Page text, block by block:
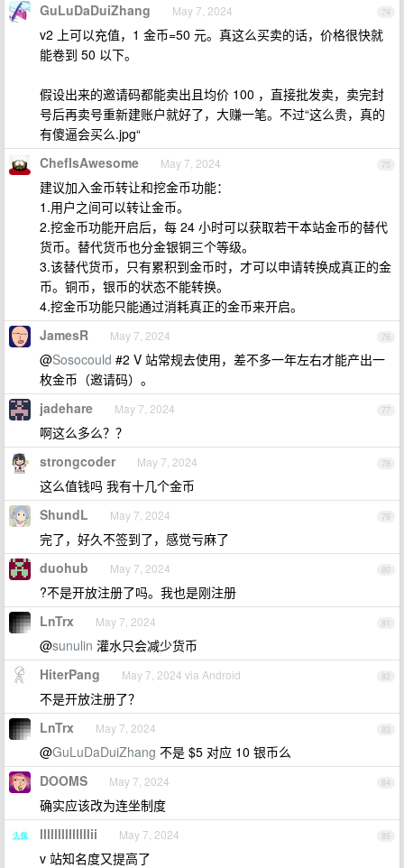
74
GuLuDaDuiZhang May 7, 2024
v2 上可以充值，1 金币=50 元。真这么买卖的话，价格很快就
能卷到 50 以下。
假设出来的邀请码都能卖出且均价 100 ，直接批发卖，卖完封
号后再卖号重新建账户就好了，大赚一笔。不过“这么贵，真的
有傻逼会买么.jpg“
75
ChefIsAwesome May 7, 2024
建议加入金币转让和挖金币功能：
1.用户之间可以转让金币。
2.挖金币功能开启后，每 24 小时可以获取若干本站金币的替代
货币。替代货币也分金银铜三个等级。
3.该替代货币，只有累积到金币时，才可以申请转换成真正的金
币。铜币，银币的状态不能转换。
4.挖金币功能只能通过消耗真正的金币来开启。
76
JamesR May 7, 2024
@Sosocould #2 V 站常规去使用，差不多一年左右才能产出一
枚金币（邀请码）。
77
jadehare May 7, 2024
啊这么多么？？
78
strongcoder May 7, 2024
这么值钱吗 我有十几个金币
79
ShundL May 7, 2024
完了，好久不签到了，感觉亏麻了
80
duohub May 7, 2024
?不是开放注册了吗。我也是刚注册
81
LnTrx May 7, 2024
@sunulin 灌水只会减少货币
82
HiterPang May 7, 2024 via Android
不是开放注册了？
83
LnTrx May 7, 2024
@GuLuDaDuiZhang 不是 $5 对应 10 银币么
84
DOOMS May 7, 2024
确实应该改为连坐制度
85
llllllllllllllii May 7, 2024
v 站知名度又提高了